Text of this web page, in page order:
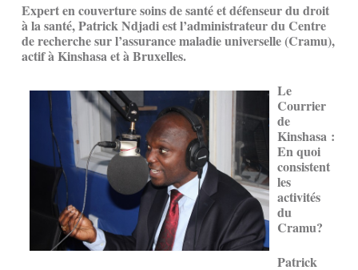
Expert en couverture soins de santé et défenseur du droit
à la santé, Patrick Ndjadi est l’administrateur du Centre
de recherche sur l’assurance maladie universelle (Cramu),
actif à Kinshasa et à Bruxelles.
Le
Courrier
de
Kinshasa :
En quoi
consistent
les
activités
du
Cramu?
Patrick